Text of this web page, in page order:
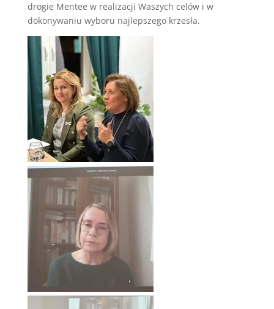
drogie Mentee w realizacji Waszych celów i w
dokonywaniu wyboru najlepszego krzesła.